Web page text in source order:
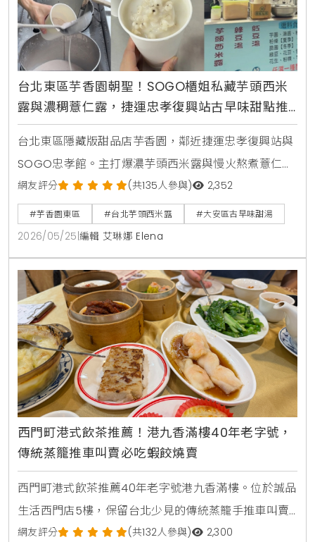
台北東區芋香園朝聖！SOGO櫃姐私藏芋頭西米
露與濃稠薏仁露，捷運忠孝復興站古早味甜點推
薦
台北東區隱藏版甜品店芋香園，鄰近捷運忠孝復興站與
SOGO忠孝館。主打爆濃芋頭西米露與慢火熬煮薏仁
露，搭配綿密蜜芋頭，是SOGO櫃姐與在地人激推的古
早味下午茶。
網友評分 (共135人參與) 2,352
#芋香園東區 #台北芋頭西米露 #大安區古早味甜湯
2026/05/25 編輯 艾琳娜 Elena
西門町港式飲茶推薦！港九香滿樓40年老字號，
傳統蒸籠推車叫賣必吃蝦餃燒賣
西門町港式飲茶推薦40年老字號港九香滿樓。位於誠品
生活西門店5樓，保留台北少見的傳統蒸籠手推車叫賣
文化。店內明亮寬敞，適合家庭聚餐，熱門必點蝦餃、
網友評分 (共132人參與) 2,300